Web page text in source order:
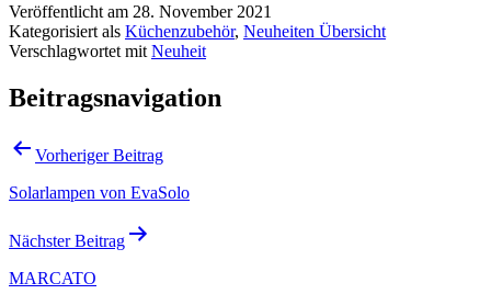
Veröffentlicht am 28. November 2021
Kategorisiert als Küchenzubehör, Neuheiten Übersicht
Verschlagwortet mit Neuheit
Beitragsnavigation
Vorheriger Beitrag
Solarlampen von EvaSolo
Nächster Beitrag
MARCATO